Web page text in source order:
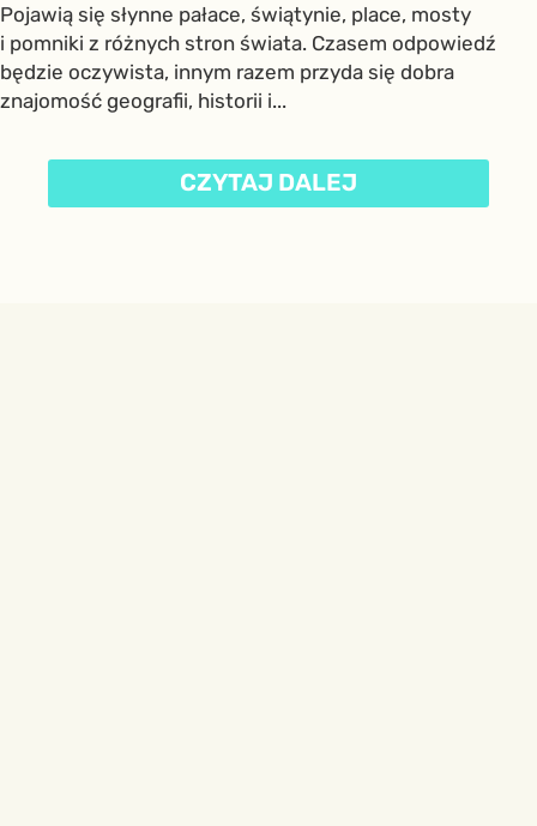
Pojawią się słynne pałace, świątynie, place, mosty
i pomniki z różnych stron świata. Czasem odpowiedź
będzie oczywista, innym razem przyda się dobra
znajomość geografii, historii i...
CZYTAJ DALEJ